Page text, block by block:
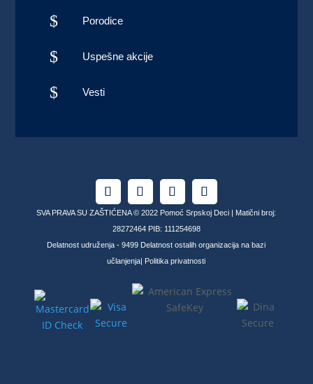
$ Porodice
$ Uspešne akcije
$ Vesti
SVA PRAVA SU ZAŠTIĆENA © 2022 Pomoć Srpskoj Deci | Matični broj:
28272464 PIB: 111254698
Delatnost udruženja - 9499 Delatnost ostalih organizacija na bazi
učlanjenja| Politika privatnosti